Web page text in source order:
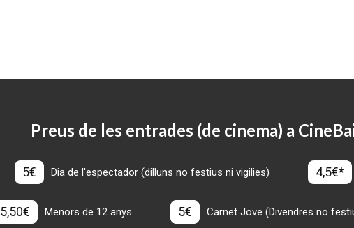
Preus de les entrades (de cinema) a
5€ Dia de l'espectador (dilluns no festius ni vigilies) 4,5€*
5,50€ Menors de 12 anys 5€ Carnet Jove (Divendres no